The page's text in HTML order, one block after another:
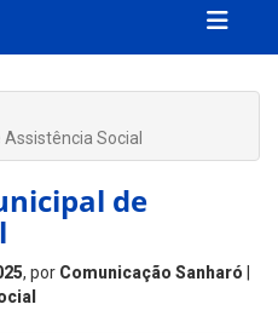
Assistência Social
de
, por Comunicação Sanharó